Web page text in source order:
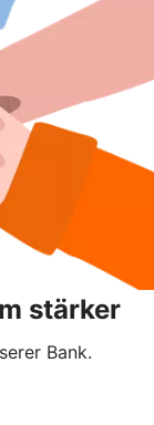
stärker
Bank.